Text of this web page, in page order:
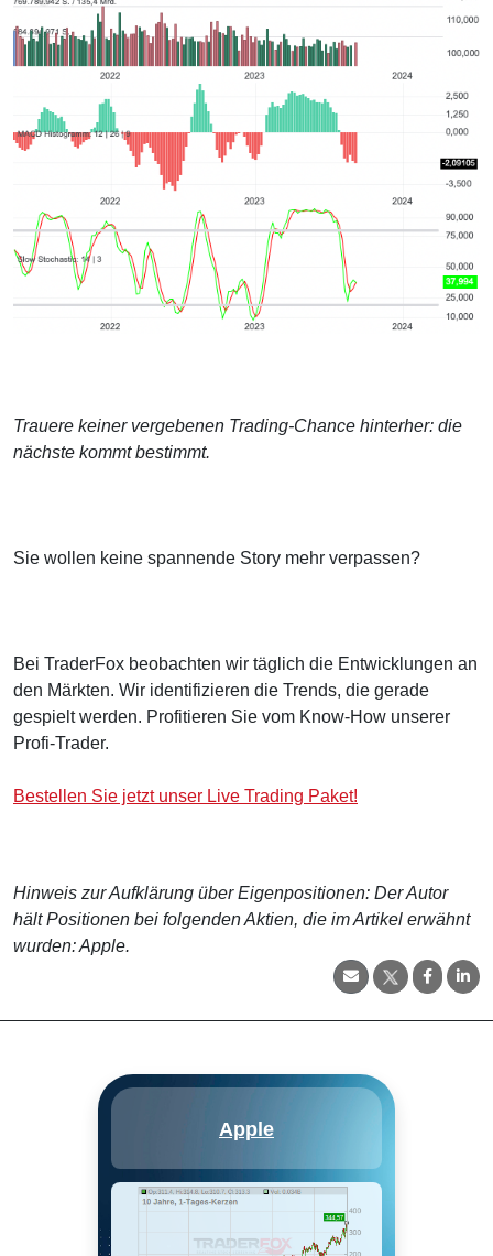
Trauere keiner vergebenen Trading-Chance hinterher: die
nächste kommt bestimmt.
Sie wollen keine spannende Story mehr verpassen?
Bei TraderFox beobachten wir täglich die Entwicklungen an
den Märkten. Wir identifizieren die Trends, die gerade
gespielt werden. Profitieren Sie vom Know-How unserer
Profi-Trader.
Bestellen Sie jetzt unser Live Trading Paket!
Hinweis zur Aufklärung über Eigenpositionen: Der Autor
hält Positionen bei folgenden Aktien, die im Artikel erwähnt
wurden: Apple.
Apple
anderem Smartphones (iPhone),
Tablets (iPad), PCs (Mac),
Smartwatches (Apple Watch)
und TV-Boxen (Apple TV). Das
iPhone macht den Großteil der